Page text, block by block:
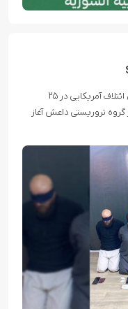
نیروهای دموکراتیک سوریه (SDF) با پشتیبانی ائتلاف آمریکایی در ۲۵
گروه تروریستی داعش آغاز